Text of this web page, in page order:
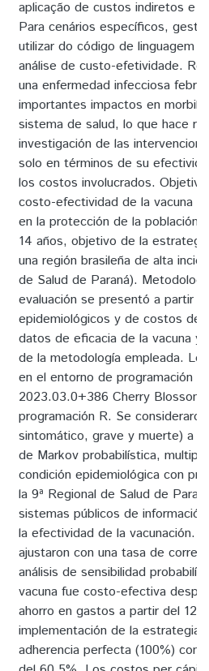
aplicação de custos indiretos e
Para cenários específicos,
utilizar do código de linguagem
análise de custo-efetividade.
una enfermedad infecciosa febril
importantes impactos en
sistema de salud, lo que hace
investigación de las
solo en términos de su
los costos involucrados.
costo-efectividad de la vacuna
en la protección de la población
14 años, objetivo de la
una región brasileña de alta
de Salud de Paraná).
evaluación se presentó a partir
epidemiológicos y de costos de
datos de eficacia de la vacuna
de la metodología empleada.
en el entorno de programación
2023.03.0+386 Cherry Blossom
programación R. Se
sintomático, grave y muerte) a
de Markov probabilística,
condición epidemiológica con
la 9ª Regional de Salud de
sistemas públicos de
la efectividad de la vacunación.
ajustaron con una tasa de
análisis de sensibilidad
vacuna fue costo-efectiva
ahorro en gastos a partir del 12°
implementación de la
adherencia perfecta (100%)